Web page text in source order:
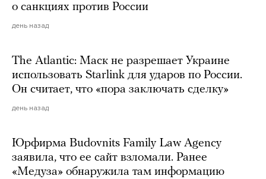
о санкциях против России
день назад
The Atlantic: Маск не разрешает Украине
использовать Starlink для ударов по России.
Он считает, что «пора заключать сделку»
день назад
Юрфирма Budovnits Family Law Agency
заявила, что ее сайт взломали. Ранее
«Медуза» обнаружила там информацию